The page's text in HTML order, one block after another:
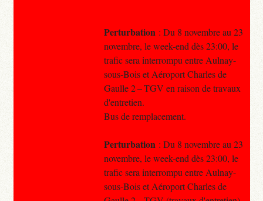
Perturbation : Du 8 novembre au 23
novembre, le week-end dès 23:00, le
trafic sera interrompu entre Aulnay-
sous-Bois et Aéroport Charles de
Gaulle 2 – TGV en raison de travaux
d'entretien.
Bus de remplacement.
Perturbation : Du 8 novembre au 23
novembre, le week-end dès 23:00, le
trafic sera interrompu entre Aulnay-
sous-Bois et Aéroport Charles de